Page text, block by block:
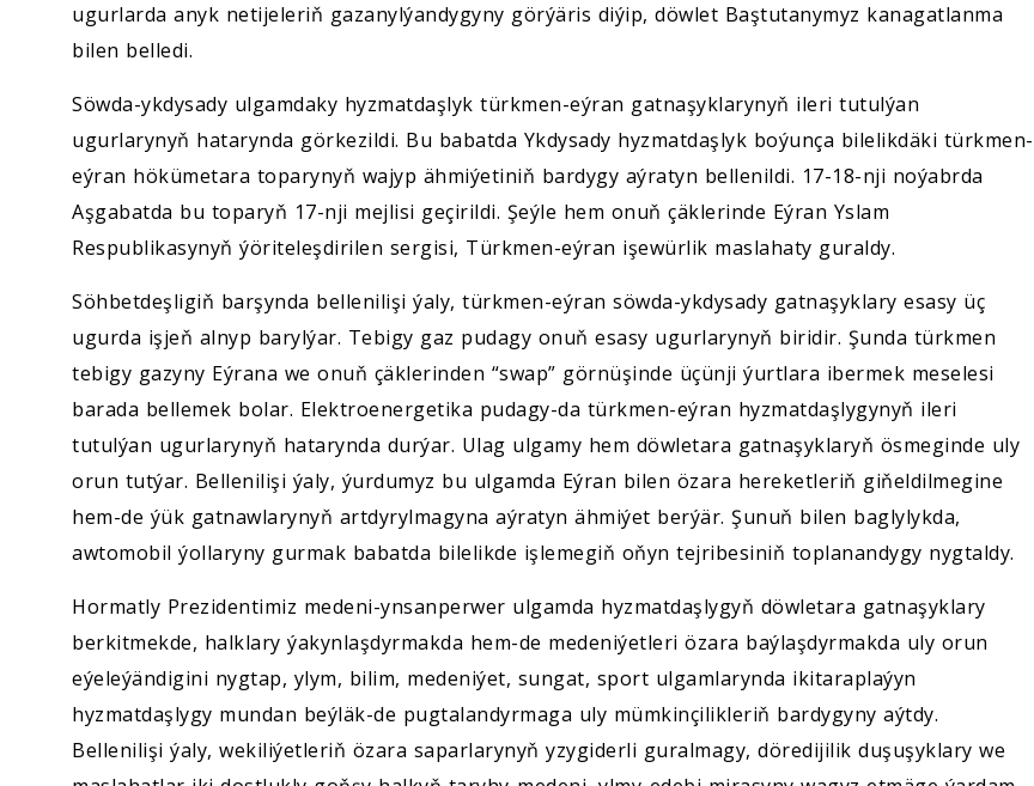
ugurlarda anyk netijeleriň gazanylýandygyny görýäris diýip, döwlet Baştutanymyz kanagatlanma
bilen belledi.
Söwda-ykdysady ulgamdaky hyzmatdaşlyk türkmen-eýran gatnaşyklarynyň ileri tutulýan
ugurlarynyň hatarynda görkezildi. Bu babatda Ykdysady hyzmatdaşlyk boýunça bilelikdäki türkmen-
eýran hökümetara toparynyň wajyp ähmiýetiniň bardygy aýratyn bellenildi. 17-18-nji noýabrda
Aşgabatda bu toparyň 17-nji mejlisi geçirildi. Şeýle hem onuň çäklerinde Eýran Yslam
Respublikasynyň ýöriteleşdirilen sergisi, Türkmen-eýran işewürlik maslahaty guraldy.
Söhbetdeşligiň barşynda bellenilişi ýaly, türkmen-eýran söwda-ykdysady gatnaşyklary esasy üç
ugurda işjeň alnyp barylýar. Tebigy gaz pudagy onuň esasy ugurlarynyň biridir. Şunda türkmen
tebigy gazyny Eýrana we onuň çäklerinden “swap” görnüşinde üçünji ýurtlara ibermek meselesi
barada bellemek bolar. Elektroenergetika pudagy-da türkmen-eýran hyzmatdaşlygynyň ileri
tutulýan ugurlarynyň hatarynda durýar. Ulag ulgamy hem döwletara gatnaşyklaryň ösmeginde uly
orun tutýar. Bellenilişi ýaly, ýurdumyz bu ulgamda Eýran bilen özara hereketleriň giňeldilmegine
hem-de ýük gatnawlarynyň artdyrylmagyna aýratyn ähmiýet berýär. Şunuň bilen baglylykda,
awtomobil ýollaryny gurmak babatda bilelikde işlemegiň oňyn tejribesiniň toplanandygy nygtaldy.
Hormatly Prezidentimiz medeni-ynsanperwer ulgamda hyzmatdaşlygyň döwletara gatnaşyklary
berkitmekde, halklary ýakynlaşdyrmakda hem-de medeniýetleri özara baýlaşdyrmakda uly orun
eýeleýändigini nygtap, ylym, bilim, medeniýet, sungat, sport ulgamlarynda ikitaraplaýyn
hyzmatdaşlygy mundan beýläk-de pugtalandyrmaga uly mümkinçilikleriň bardygyny aýtdy.
Bellenilişi ýaly, wekiliýetleriň özara saparlarynyň yzygiderli guralmagy, döredijilik duşuşyklary we